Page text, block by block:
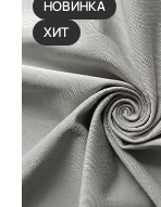
НОВИНКА
ХИТ